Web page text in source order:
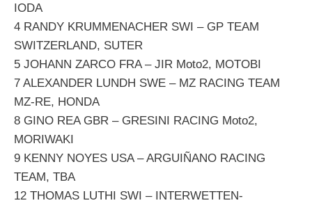
IODA
4 RANDY KRUMMENACHER SWI – GP TEAM
SWITZERLAND, SUTER
5 JOHANN ZARCO FRA – JIR Moto2, MOTOBI
7 ALEXANDER LUNDH SWE – MZ RACING TEAM
MZ-RE, HONDA
8 GINO REA GBR – GRESINI RACING Moto2,
MORIWAKI
9 KENNY NOYES USA – ARGUIÑANO RACING
TEAM, TBA
12 THOMAS LUTHI SWI – INTERWETTEN-